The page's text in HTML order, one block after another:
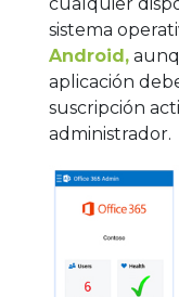
sistema
Android,
aplicación
suscripción
administrador.